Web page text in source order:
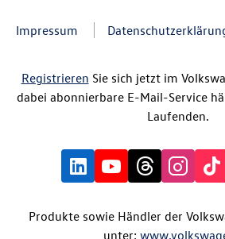
Impressum
Registrieren Sie sich jetzt im
dabei abonnierbare E-Mail-Service
Laufenden.
Produkte sowie Händler der
unter: